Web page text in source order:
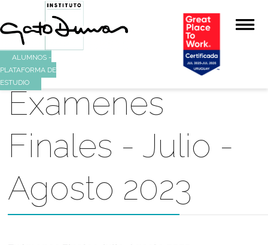
ALUMNOS -
PLATAFORMA DE
ESTUDIO
Examenes
Finales - Julio
Agosto 2023